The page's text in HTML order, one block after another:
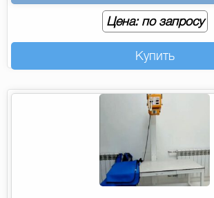
Цена: по запросу
Купить